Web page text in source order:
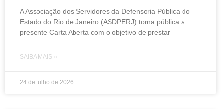
A Associação dos Servidores da Defensoria Pública do
Estado do Rio de Janeiro (ASDPERJ) torna pública a
presente Carta Aberta com o objetivo de prestar
SAIBA MAIS »
24 de julho de 2026